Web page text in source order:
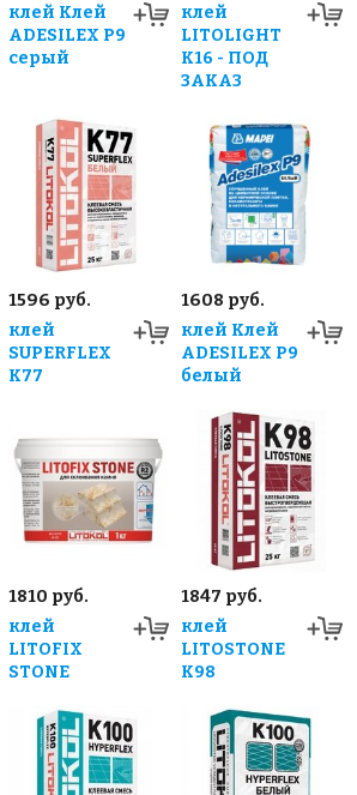
клей Клей
ADESILEX P9
серый
клей
LITOLIGHT
K16 - ПОД
ЗАКАЗ
1596 руб.
клей
SUPERFLEX
K77
1608 руб.
клей Клей
ADESILEX P9
белый
1810 руб.
клей
LITOFIX
STONE
1847 руб.
клей
LITOSTONE
K98